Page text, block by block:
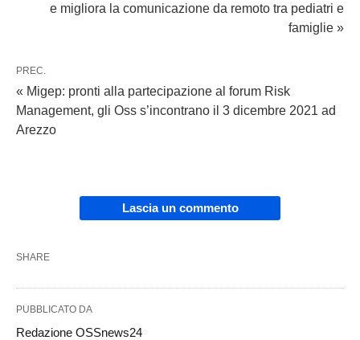
e migliora la comunicazione da remoto tra pediatri e
famiglie »
PREC.
« Migep: pronti alla partecipazione al forum Risk
Management, gli Oss s’incontrano il 3 dicembre 2021 ad
Arezzo
Lascia un commento
SHARE
PUBBLICATO DA
Redazione OSSnews24